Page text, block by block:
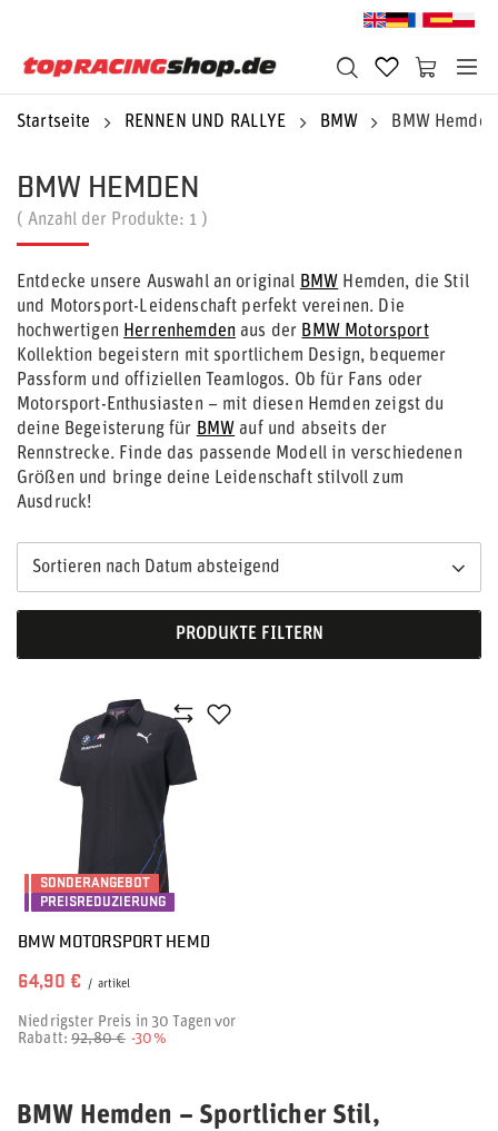
Startseite RENNEN UND RALLYE BMW BMW Hemden
BMW HEMDEN
( Anzahl der Produkte: 1 )
Entdecke unsere Auswahl an original BMW Hemden, die Stil
und Motorsport-Leidenschaft perfekt vereinen. Die
hochwertigen Herrenhemden aus der BMW Motorsport
Kollektion begeistern mit sportlichem Design, bequemer
Passform und offiziellen Teamlogos. Ob für Fans oder
Motorsport-Enthusiasten – mit diesen Hemden zeigst du
deine Begeisterung für BMW auf und abseits der
Rennstrecke. Finde das passende Modell in verschiedenen
Größen und bringe deine Leidenschaft stilvoll zum
Ausdruck!
Sortieren nach Datum absteigend
PRODUKTE FILTERN
SONDERANGEBOT
PREISREDUZIERUNG
BMW MOTORSPORT HEMD
64,90 € / artikel
Niedrigster Preis in 30 Tagen vor
Rabatt:92,80 € -30%
BMW Hemden – Sportlicher Stil,